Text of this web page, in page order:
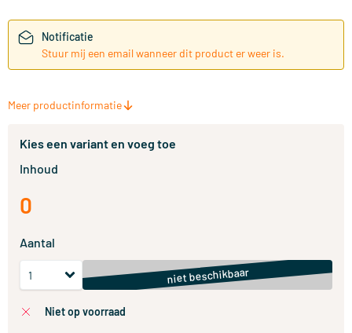
Notificatie
Stuur mij een email wanneer dit product er weer is.
Meer productinformatie
Kies een variant en voeg toe
Inhoud
0
Aantal
niet beschikbaar
niet op voorraad